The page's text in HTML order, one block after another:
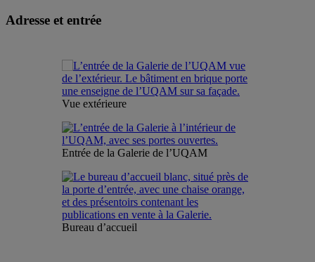
Adresse et entrée
Vue extérieure
Entrée de la Galerie de l’UQAM
Bureau d’accueil